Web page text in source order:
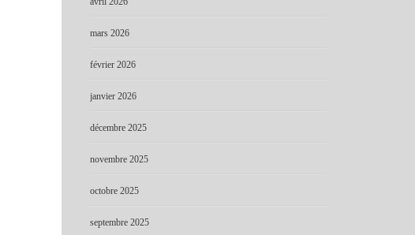
mars 2026
février 2026
janvier 2026
décembre 2025
novembre 2025
octobre 2025
septembre 2025